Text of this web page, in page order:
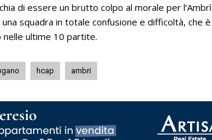
di essere un brutto colpo al morale per l’Ambrì
squadra in totale confusione e difficoltà, che è
nelle ultime 10 partite.
hcap ambri